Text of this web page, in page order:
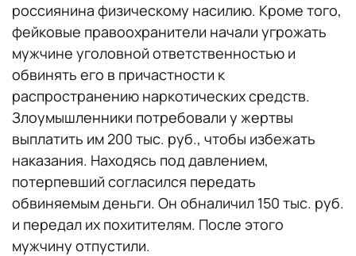
россиянина физическому насилию. Кроме того,
фейковые правоохранители начали угрожать
мужчине уголовной ответственностью и
обвинять его в причастности к
распространению наркотических средств.
Злоумышленники потребовали у жертвы
выплатить им 200 тыс. руб., чтобы избежать
наказания. Находясь под давлением,
потерпевший согласился передать
обвиняемым деньги. Он обналичил 150 тыс. руб.
и передал их похитителям. После этого
мужчину отпустили.